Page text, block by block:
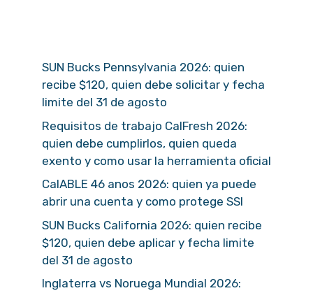
SUN Bucks Pennsylvania 2026: quien
recibe $120, quien debe solicitar y fecha
limite del 31 de agosto
Requisitos de trabajo CalFresh 2026:
quien debe cumplirlos, quien queda
exento y como usar la herramienta oficial
CalABLE 46 anos 2026: quien ya puede
abrir una cuenta y como protege SSI
SUN Bucks California 2026: quien recibe
$120, quien debe aplicar y fecha limite
del 31 de agosto
Inglaterra vs Noruega Mundial 2026: